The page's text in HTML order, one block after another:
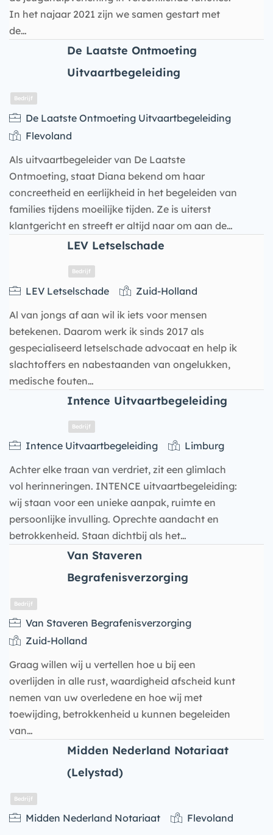
Bedrijf
Bedrijf
In het najaar 2021 zijn we samen gestart met
de…
De Laatste Ontmoeting
Uitvaartbegeleiding
De Laatste Ontmoeting Uitvaartbegeleiding
Flevoland
Als uitvaartbegeleider van De Laatste
Ontmoeting, staat Diana bekend om haar
concreetheid en eerlijkheid in het begeleiden van
families tijdens moeilijke tijden. Ze is uiterst
klantgericht en streeft er altijd naar om aan de…
LEV Letselschade
LEV Letselschade
Zuid-Holland
Al van jongs af aan wil ik iets voor mensen
betekenen. Daarom werk ik sinds 2017 als
gespecialiseerd letselschade advocaat en help ik
slachtoffers en nabestaanden van ongelukken,
medische fouten…
Intence Uitvaartbegeleiding
Intence Uitvaartbegeleiding
Limburg
Achter elke traan van verdriet, zit een glimlach
vol herinneringen. INTENCE uitvaartbegeleiding:
wij staan voor een unieke aanpak, ruimte en
persoonlijke invulling. Oprechte aandacht en
betrokkenheid. Staan dichtbij als het…
Van Staveren
Begrafenisverzorging
Van Staveren Begrafenisverzorging
Zuid-Holland
Graag willen wij u vertellen hoe u bij een
overlijden in alle rust, waardigheid afscheid kunt
nemen van uw overledene en hoe wij met
toewijding, betrokkenheid u kunnen begeleiden
van…
Midden Nederland Notariaat
(Lelystad)
Midden Nederland Notariaat
Flevoland